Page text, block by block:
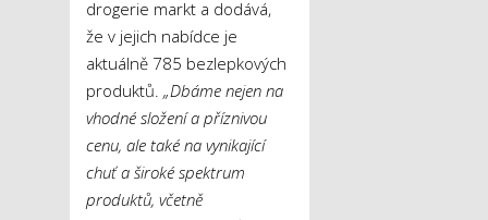
drogerie markt a dodává,
že v jejich nabídce je
aktuálně 785 bezlepkových
produktů. „Dbáme nejen na
vhodné složení a příznivou
cenu, ale také na vynikající
chuť a široké spektrum
produktů, včetně